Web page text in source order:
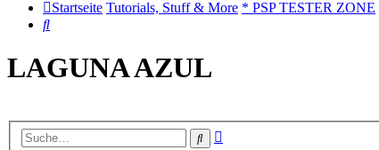
Startseite Tutorials, Stuff & More * PSP TESTER ZONE
Suche
LAGUNA AZUL
Suche